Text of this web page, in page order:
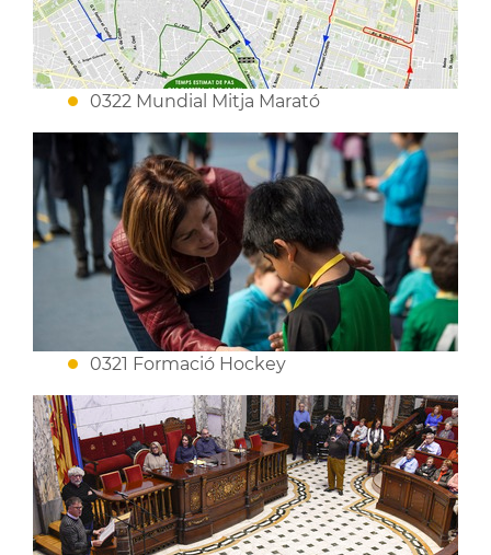
0322 Mundial Mitja Marató
0321 Formació Hockey